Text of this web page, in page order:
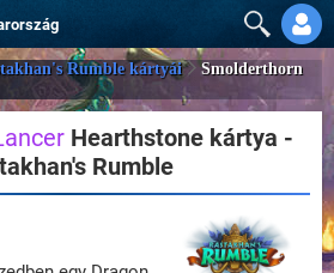
Rumble kártyái
Smolderthorn
Hearthstone kártya -
Rumble